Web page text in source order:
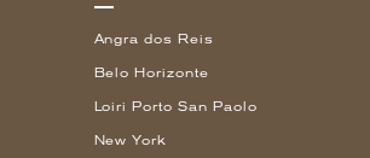
Angra dos Reis
Belo Horizonte
Loiri Porto San Paolo
New York